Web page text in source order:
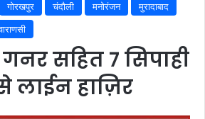
गोरखपुर चंदौली मनोरंजन
मुरादाबाद
गनर सहित 7 सिपाही
लाईन हाज़िर